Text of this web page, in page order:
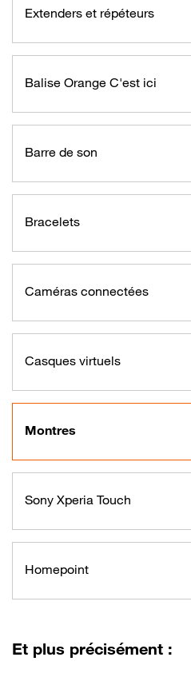
Extenders et répéteurs
Balise Orange C'est ici
Barre de son
Bracelets
Caméras connectées
Casques virtuels
Montres
Sony Xperia Touch
Homepoint
Et plus précisément :